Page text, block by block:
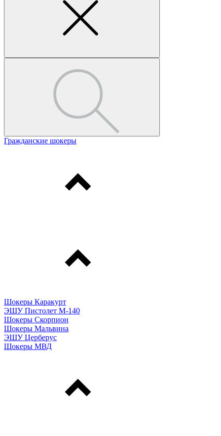
Гражданские шокеры
Шокеры Каракурт
ЭШУ Пистолет М-140
Шокеры Скорпион
Шокеры Мальвина
ЭШУ Церберус
Шокеры МВД